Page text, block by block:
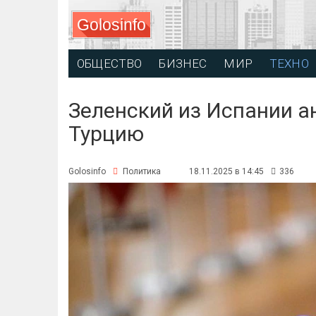
Golosinfo
ОБЩЕСТВО БИЗНЕС МИР ТЕХНО
Зеленский из Испании
Турцию
Golosinfo Политика 18.11.2025 в 14:45 336